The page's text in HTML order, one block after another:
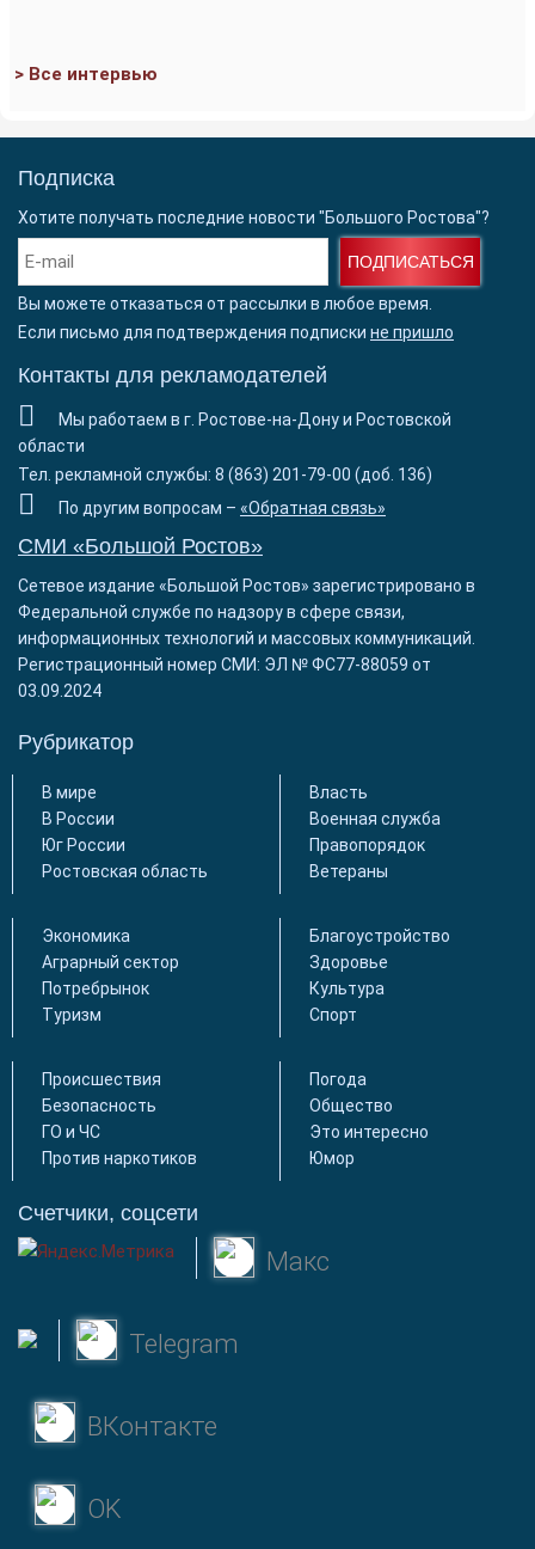
> Все интервью
Подписка
Хотите получать последние новости "Большого Ростова"?
ПОДПИСАТЬСЯ
Вы можете отказаться от рассылки в любое время.
Если письмо для подтверждения подписки не пришло
Контакты для рекламодателей
Мы работаем в г. Ростове-на-Дону и Ростовской
области
Тел. рекламной службы: 8 (863) 201-79-00 (доб. 136)
По другим вопросам – «Обратная связь»
СМИ «Большой Ростов»
Сетевое издание «Большой Ростов» зарегистрировано в
Федеральной службе по надзору в сфере связи,
информационных технологий и массовых коммуникаций.
Регистрационный номер СМИ: ЭЛ № ФС77-88059 от
03.09.2024
Рубрикатор
В мире
В России
Юг России
Ростовская область
Власть
Военная служба
Правопорядок
Ветераны
Экономика
Аграрный сектор
Потребрынок
Туризм
Благоустройство
Здоровье
Культура
Спорт
Происшествия
Безопасность
ГО и ЧС
Против наркотиков
Погода
Общество
Это интересно
Юмор
Счетчики, соцсети
Макс
Telegram
ВКонтакте
OK